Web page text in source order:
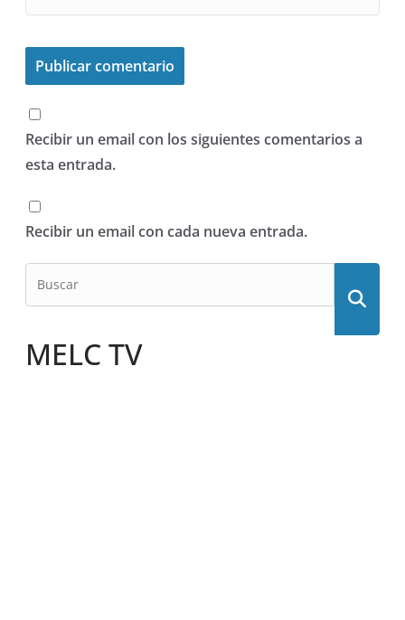
Recibir un email con los siguientes comentarios a
esta entrada.
Recibir un email con cada nueva entrada.
MELC TV